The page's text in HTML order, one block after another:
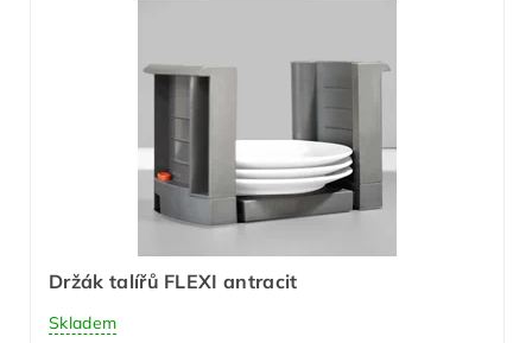
Držák talířů FLEXI antracit
Skladem